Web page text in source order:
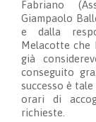
Fabriano
Giampaolo
e dalla
Melacotte
già
conseguito
successo è
orari di
richieste.